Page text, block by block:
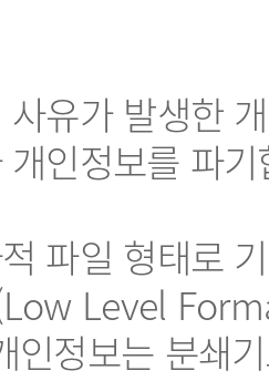
유가 발생한
인정보를 파
파일 형태로
Level
인정보는 분쇄